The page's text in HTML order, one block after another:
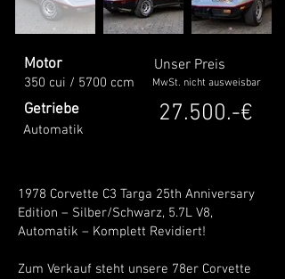
Motor
350 cui / 5700 ccm
Getriebe
Automatik
MwSt. nicht ausweisbar
Unser Preis
27.500.-€
1978 Corvette C3 Targa 25th Anniversary
Edition – Silber/Schwarz, 5.7L V8,
Automatik – Komplett Revidiert!
Zum Verkauf steht unsere 78er Corvette